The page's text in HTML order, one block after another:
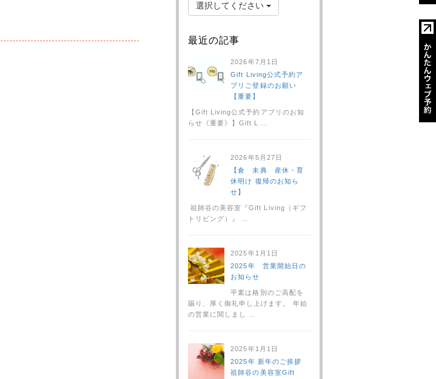
選択してください
最近の記事
2026年7月1日
Gift Living公式予約ア
プリご登録のお願い
【重要】
【Gift Living公式予約アプリのお知
らせ《重要》】Gift L …
2026年5月27日
【倉 未典 産休・育
休明け 復帰のお知ら
せ】
祖師谷の美容室『Gift Living（ギフ
トリビング）』 …
2025年1月1日
2025年 営業開始日の
お知らせ
平素は格別のご高配を
賜り、厚く御礼申し上げます。 年始
の営業に関しまし …
2025年1月1日
2025年 新年のご挨拶
祖師谷の美容室Gift